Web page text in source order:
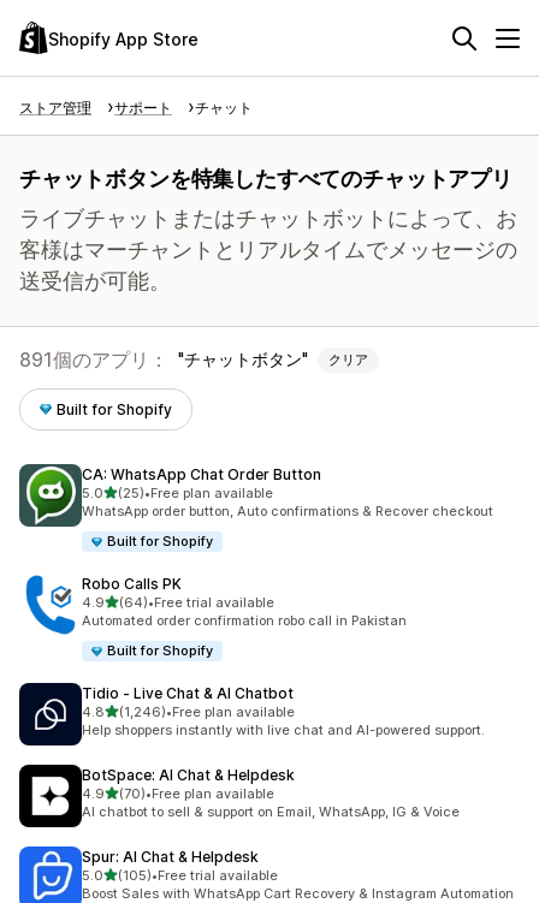
Shopify App Store
ストア管理 サポート チャット
チャットボタンを特集したすべてのチャットアプリ
ライブチャットまたはチャットボットによって、お
客様はマーチャントとリアルタイムでメッセージの
送受信が可能。
891個のアプリ： チャットボタン クリア
Built for Shopify
CA: WhatsApp Chat Order Button
5.05つ星中
(25)
合計レビュー数：25件
•Free plan available
WhatsApp order button, Auto confirmations & Recover checkout
Built for Shopify
Robo Calls PK
4.95つ星中
(64)
合計レビュー数：64件
•Free trial available
Automated order confirmation robo call in Pakistan
Built for Shopify
Tidio ‑ Live Chat & AI Chatbot
4.85つ星中
(1,246)
合計レビュー数：1246件
•Free plan available
Help shoppers instantly with live chat and AI-powered support.
BotSpace: AI Chat & Helpdesk
4.95つ星中
(70)
合計レビュー数：70件
•Free plan available
AI chatbot to sell & support on Email, WhatsApp, IG & Voice
Spur: AI Chat & Helpdesk
5.05つ星中
(105)
合計レビュー数：105件
•Free trial available
Boost Sales with WhatsApp Cart Recovery & Instagram Automation